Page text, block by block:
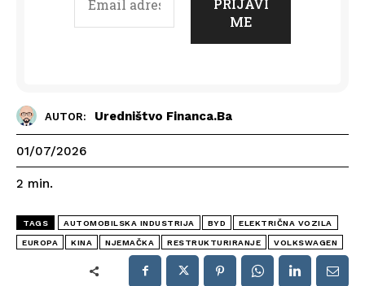
AUTOR: Uredništvo Financa.ba
01/07/2026
2 min.
TAGS AUTOMOBILSKA INDUSTRIJA BYD ELEKTRIČNA VOZILA
EUROPA KINA NJEMAČKA RESTRUKTURIRANJE VOLKSWAGEN